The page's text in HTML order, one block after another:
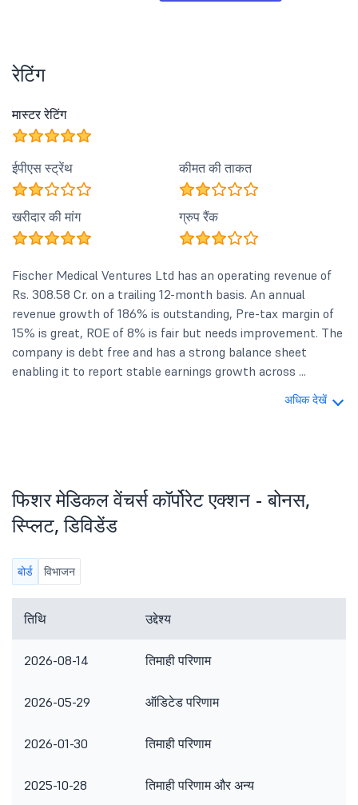
रेटिंग
मास्टर रेटिंग
ईपीएस स्ट्रेंथ कीमत की ताकत
खरीदार की मांग ग्रुप रैंक
Fischer Medical Ventures Ltd has an operating revenue of
Rs. 308.58 Cr. on a trailing 12-month basis. An annual
revenue growth of 186% is outstanding, Pre-tax margin of
15% is great, ROE of 8% is fair but needs improvement. The
company is debt free and has a strong balance sheet
enabling it to report stable earnings growth across ...
अधिक देखें
फिशर मेडिकल वेंचर्स कॉर्पोरेट एक्शन - बोनस,
स्प्लिट, डिविडेंड
बोर्ड विभाजन
तिथि उद्देश्य
2026-08-14 तिमाही परिणाम
2026-05-29 ऑडिटेड परिणाम
2026-01-30 तिमाही परिणाम
2025-10-28 तिमाही परिणाम और अन्य